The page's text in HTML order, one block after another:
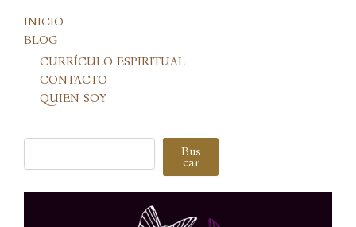
INICIO
BLOG
CURRÍCULO ESPIRITUAL
CONTACTO
QUIEN SOY
Buscar Bus
car